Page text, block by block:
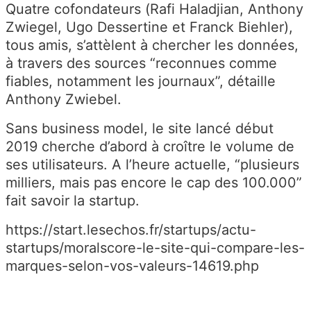
Quatre cofondateurs (Rafi Haladjian, Anthony
Zwiegel, Ugo Dessertine et Franck Biehler),
tous amis, s’attèlent à chercher les données,
à travers des sources “reconnues comme
fiables, notamment les journaux”, détaille
Anthony Zwiebel.
Sans business model, le site lancé début
2019 cherche d’abord à croître le volume de
ses utilisateurs. A l’heure actuelle, “plusieurs
milliers, mais pas encore le cap des 100.000”
fait savoir la startup.
https://start.lesechos.fr/startups/actu-
startups/moralscore-le-site-qui-compare-les-
marques-selon-vos-valeurs-14619.php